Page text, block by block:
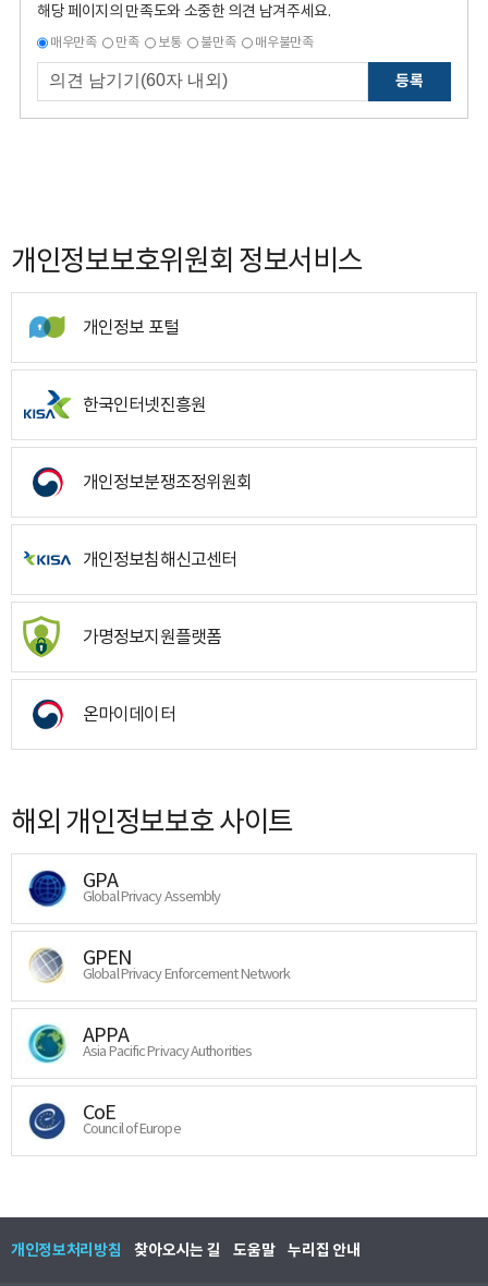
해당 페이지의 만족도와 소중한 의견 남겨주세요.
매우만족 만족 보통 불만족 매우불만족
등록
개인정보보호위원회 정보서비스
개인정보 포털
한국인터넷진흥원
개인정보분쟁조정위원회
개인정보침해신고센터
가명정보지원플랫폼
온마이데이터
해외 개인정보보호 사이트
GPA
Global Privacy Assembly
GPEN
Global Privacy Enforcement Network
APPA
Asia Pacific Privacy Authorities
CoE
Council of Europe
개인정보처리방침 찾아오시는 길 도움말 누리집 안내